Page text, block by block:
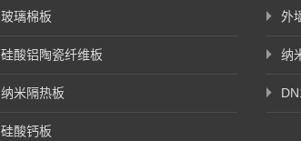
玻璃棉板
硅酸铝陶瓷纤维板
纳米隔热板
硅酸钙板
外
纳